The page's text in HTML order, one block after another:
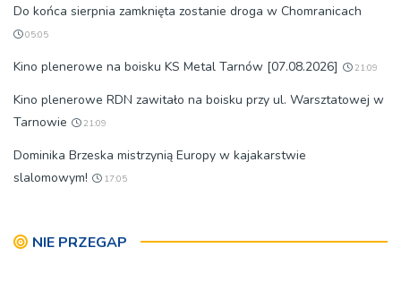
Do końca sierpnia zamknięta zostanie droga w Chomranicach
05:05
Kino plenerowe na boisku KS Metal Tarnów [07.08.2026] 21:09
Kino plenerowe RDN zawitało na boisku przy ul. Warsztatowej w
Tarnowie
21:09
Dominika Brzeska mistrzynią Europy w kajakarstwie
slalomowym!
17:05
NIE PRZEGAP